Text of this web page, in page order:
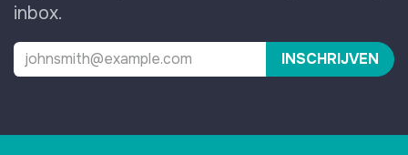
inbox.
INSCHRIJVEN